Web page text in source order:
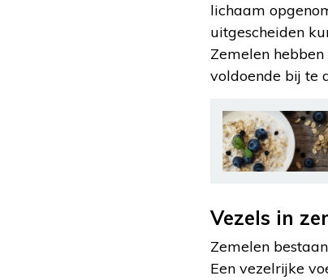
lichaam
uitgescheiden
Zemelen
voldoende bij te
Vezels in
Zemelen
Een vezelrijke